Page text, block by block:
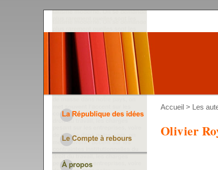
Accueil > Les
Olivier